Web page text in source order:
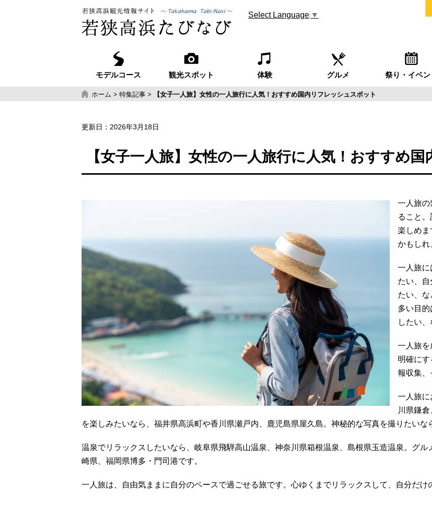
Select Language ▼
モデルコース 観光スポット 体験 グルメ 祭り・イベン
ホーム > 特集記事 > 【女子一人旅】女性の一人旅行に人気！おすすめ国内リフレッシュスポット
更新日： 2026年3月18日
【女子一人旅】女性の一人旅行に人気！おすすめ
一人旅の
ること
楽しめま
かもしれ
一人旅に
たい、
たい、
多い目
したい、
一人旅を
明確に
報収集、
一人旅に
川県鎌
を楽しみたいなら、福井県高浜町や香川県瀬戸内、鹿児島県屋久島。神秘的な写真を撮りたいな
温泉でリラックスしたいなら、岐阜県飛騨高山温泉、神奈川県箱根温泉、島根県玉造温泉。グ
崎県、福岡県博多・門司港です。
一人旅は、自由気ままに自分のペースで過ごせる旅です。心ゆくまでリラックスして、自分だけ